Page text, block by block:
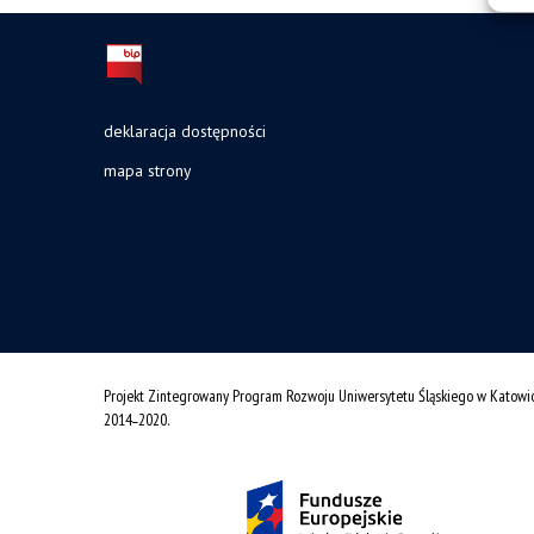
deklaracja dostępności
mapa strony
Projekt Zintegrowany Program Rozwoju Uniwersytetu Śląskiego w
2014˗2020.